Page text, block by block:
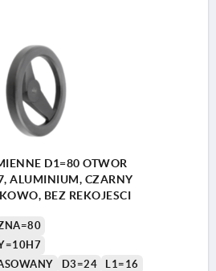
D1=80 OTWOR
ALUMINIUM, CZARNY
BEZ REKOJESCI
D3=24
L1=16